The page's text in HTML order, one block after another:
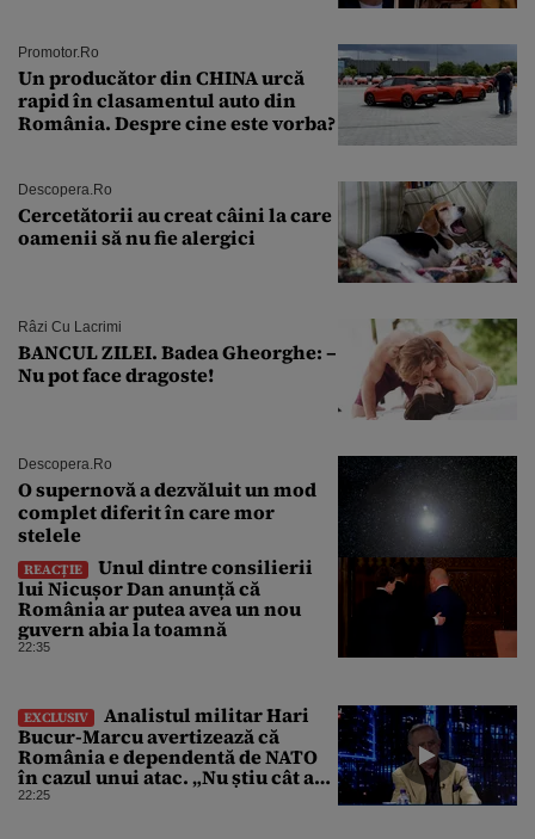
Promotor.ro
Un producător din CHINA urcă
rapid în clasamentul auto din
România. Despre cine este vorba?
Descopera.ro
Cercetătorii au creat câini la care
oamenii să nu fie alergici
Râzi Cu Lacrimi
BANCUL ZILEI. Badea Gheorghe: –
Nu pot face dragoste!
Descopera.ro
O supernovă a dezvăluit un mod
complet diferit în care mor
stelele
REACȚIE
Unul dintre consilierii
lui Nicușor Dan anunță că
România ar putea avea un nou
guvern abia la toamnă
22:35
EXCLUSIV
Analistul militar Hari
Bucur-Marcu avertizează că
România e dependentă de NATO
în cazul unui atac. „Nu știu cât ar
rezista țara fără ajutor ”
22:25